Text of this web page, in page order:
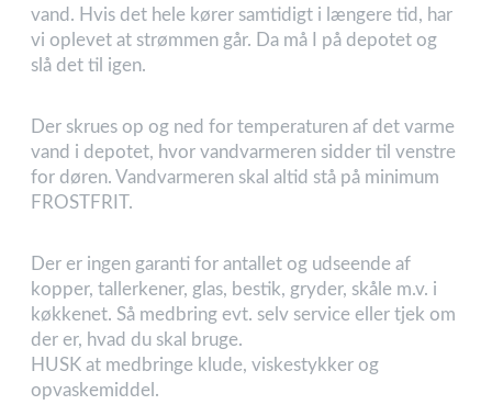
vand. Hvis det hele kører samtidigt i længere tid, har
vi oplevet at strømmen går. Da må I på depotet og
slå det til igen.
Der skrues op og ned for temperaturen af det varme
vand i depotet, hvor vandvarmeren sidder til venstre
for døren. Vandvarmeren skal altid stå på minimum
FROSTFRIT.
Der er ingen garanti for antallet og udseende af
kopper, tallerkener, glas, bestik, gryder, skåle m.v. i
køkkenet. Så medbring evt. selv service eller tjek om
der er, hvad du skal bruge.
HUSK at medbringe klude, viskestykker og
opvaskemiddel.